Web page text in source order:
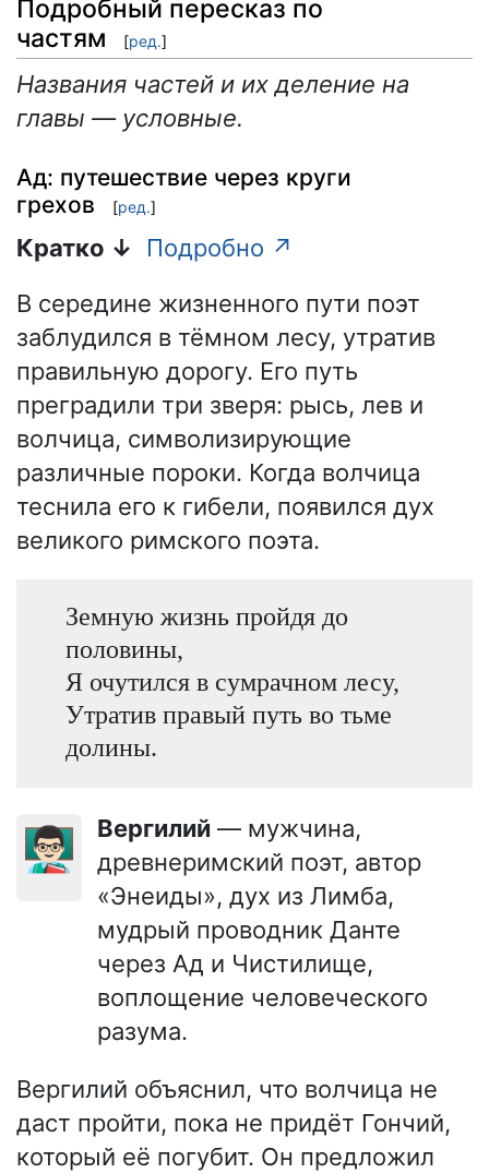
Подробный пересказ по
частям
[ред.]
Названия частей и их деление на
главы — условные.
Ад: путешествие через круги
грехов
[ред.]
Кратко ↓
Подробно ↗
В середине жизненного пути поэт
заблудился в тёмном лесу, утратив
правильную дорогу. Его путь
преградили три зверя: рысь, лев и
волчица, символизирующие
различные пороки. Когда волчица
теснила его к гибели, появился дух
великого римского поэта.
Земную жизнь пройдя до
половины,
Я очутился в сумрачном лесу,
Утратив правый путь во тьме
долины.
👨🏻‍🏫 Вергилий — мужчина,
древнеримский поэт, автор
«Энеиды», дух из Лимба,
мудрый проводник Данте
через Ад и Чистилище,
воплощение человеческого
разума.
Вергилий объяснил, что волчица не
даст пройти, пока не придёт Гончий,
который её погубит. Он предложил